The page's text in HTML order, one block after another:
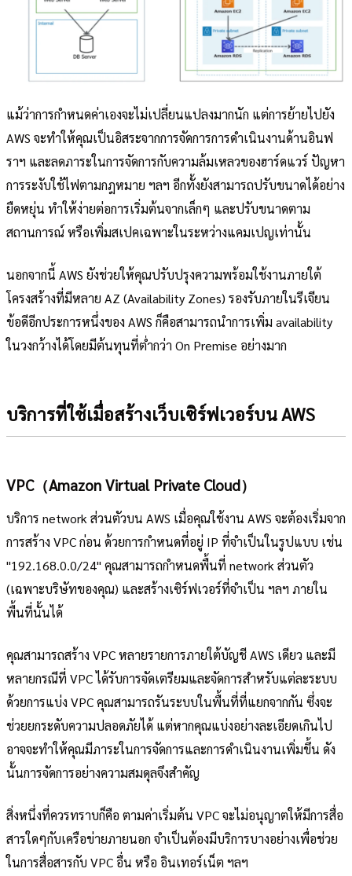
แม้ว่าการกำหนดค่าเองจะไม่เปลี่ยนแปลงมากนัก แต่การย้ายไปยัง
AWS จะทำให้คุณเป็นอิสระจากการจัดการการดำเนินงานด้านอินฟ
ราฯ และลดภาระในการจัดการกับความล้มเหลวของฮาร์ดแวร์ ปัญหา
การระงับใช้ไฟตามกฎหมาย ฯลฯ อีกทั้งยังสามารถปรับขนาดได้อย่าง
ยืดหยุ่น ทำให้ง่ายต่อการเริ่มต้นจากเล็กๆ และปรับขนาดตาม
สถานการณ์ หรือเพิ่มสเปคเฉพาะในระหว่างแคมเปญเท่านั้น
นอกจากนี้ AWS ยังช่วยให้คุณปรับปรุงความพร้อมใช้งานภายใต้
โครงสร้างที่มีหลาย AZ (Availability Zones) รองรับภายในรีเจียน
ข้อดีอีกประการหนึ่งของ AWS ก็คือสามารถนำการเพิ่ม availability
ในวงกว้างได้โดยมีต้นทุนที่ต่ำกว่า On Premise อย่างมาก
บริการที่ใช้เมื่อสร้างเว็บเซิร์ฟเวอร์บน AWS
VPC（Amazon Virtual Private Cloud）
บริการ network ส่วนตัวบน AWS เมื่อคุณใช้งาน AWS จะต้องเริ่มจาก
การสร้าง VPC ก่อน ด้วยการกำหนดที่อยู่ IP ที่จำเป็นในรูปแบบ เช่น
"192.168.0.0/24" คุณสามารถกำหนดพื้นที่ network ส่วนตัว
(เฉพาะบริษัทของคุณ) และสร้างเซิร์ฟเวอร์ที่จำเป็น ฯลฯ ภายใน
พื้นที่นั้นได้
คุณสามารถสร้าง VPC หลายรายการภายใต้บัญชี AWS เดียว และมี
หลายกรณีที่ VPC ได้รับการจัดเตรียมและจัดการสำหรับแต่ละระบบ
ด้วยการแบ่ง VPC คุณสามารถรันระบบในพื้นที่ที่แยกจากกัน ซึ่งจะ
ช่วยยกระดับความปลอดภัยได้ แต่หากคุณแบ่งอย่างละเอียดเกินไป
อาจจะทำให้คุณมีภาระในการจัดการและการดำเนินงานเพิ่มขึ้น ดัง
นั้นการจัดการอย่างความสมดุลจึงสำคัญ
สิ่งหนึ่งที่ควรทราบก็คือ ตามค่าเริ่มต้น VPC จะไม่อนุญาตให้มีการสื่อ
สารใดๆกับเครือข่ายภายนอก จำเป็นต้องมีบริการบางอย่างเพื่อช่วย
ในการสื่อสารกับ VPC อื่น หรือ อินเทอร์เน็ต ฯลฯ